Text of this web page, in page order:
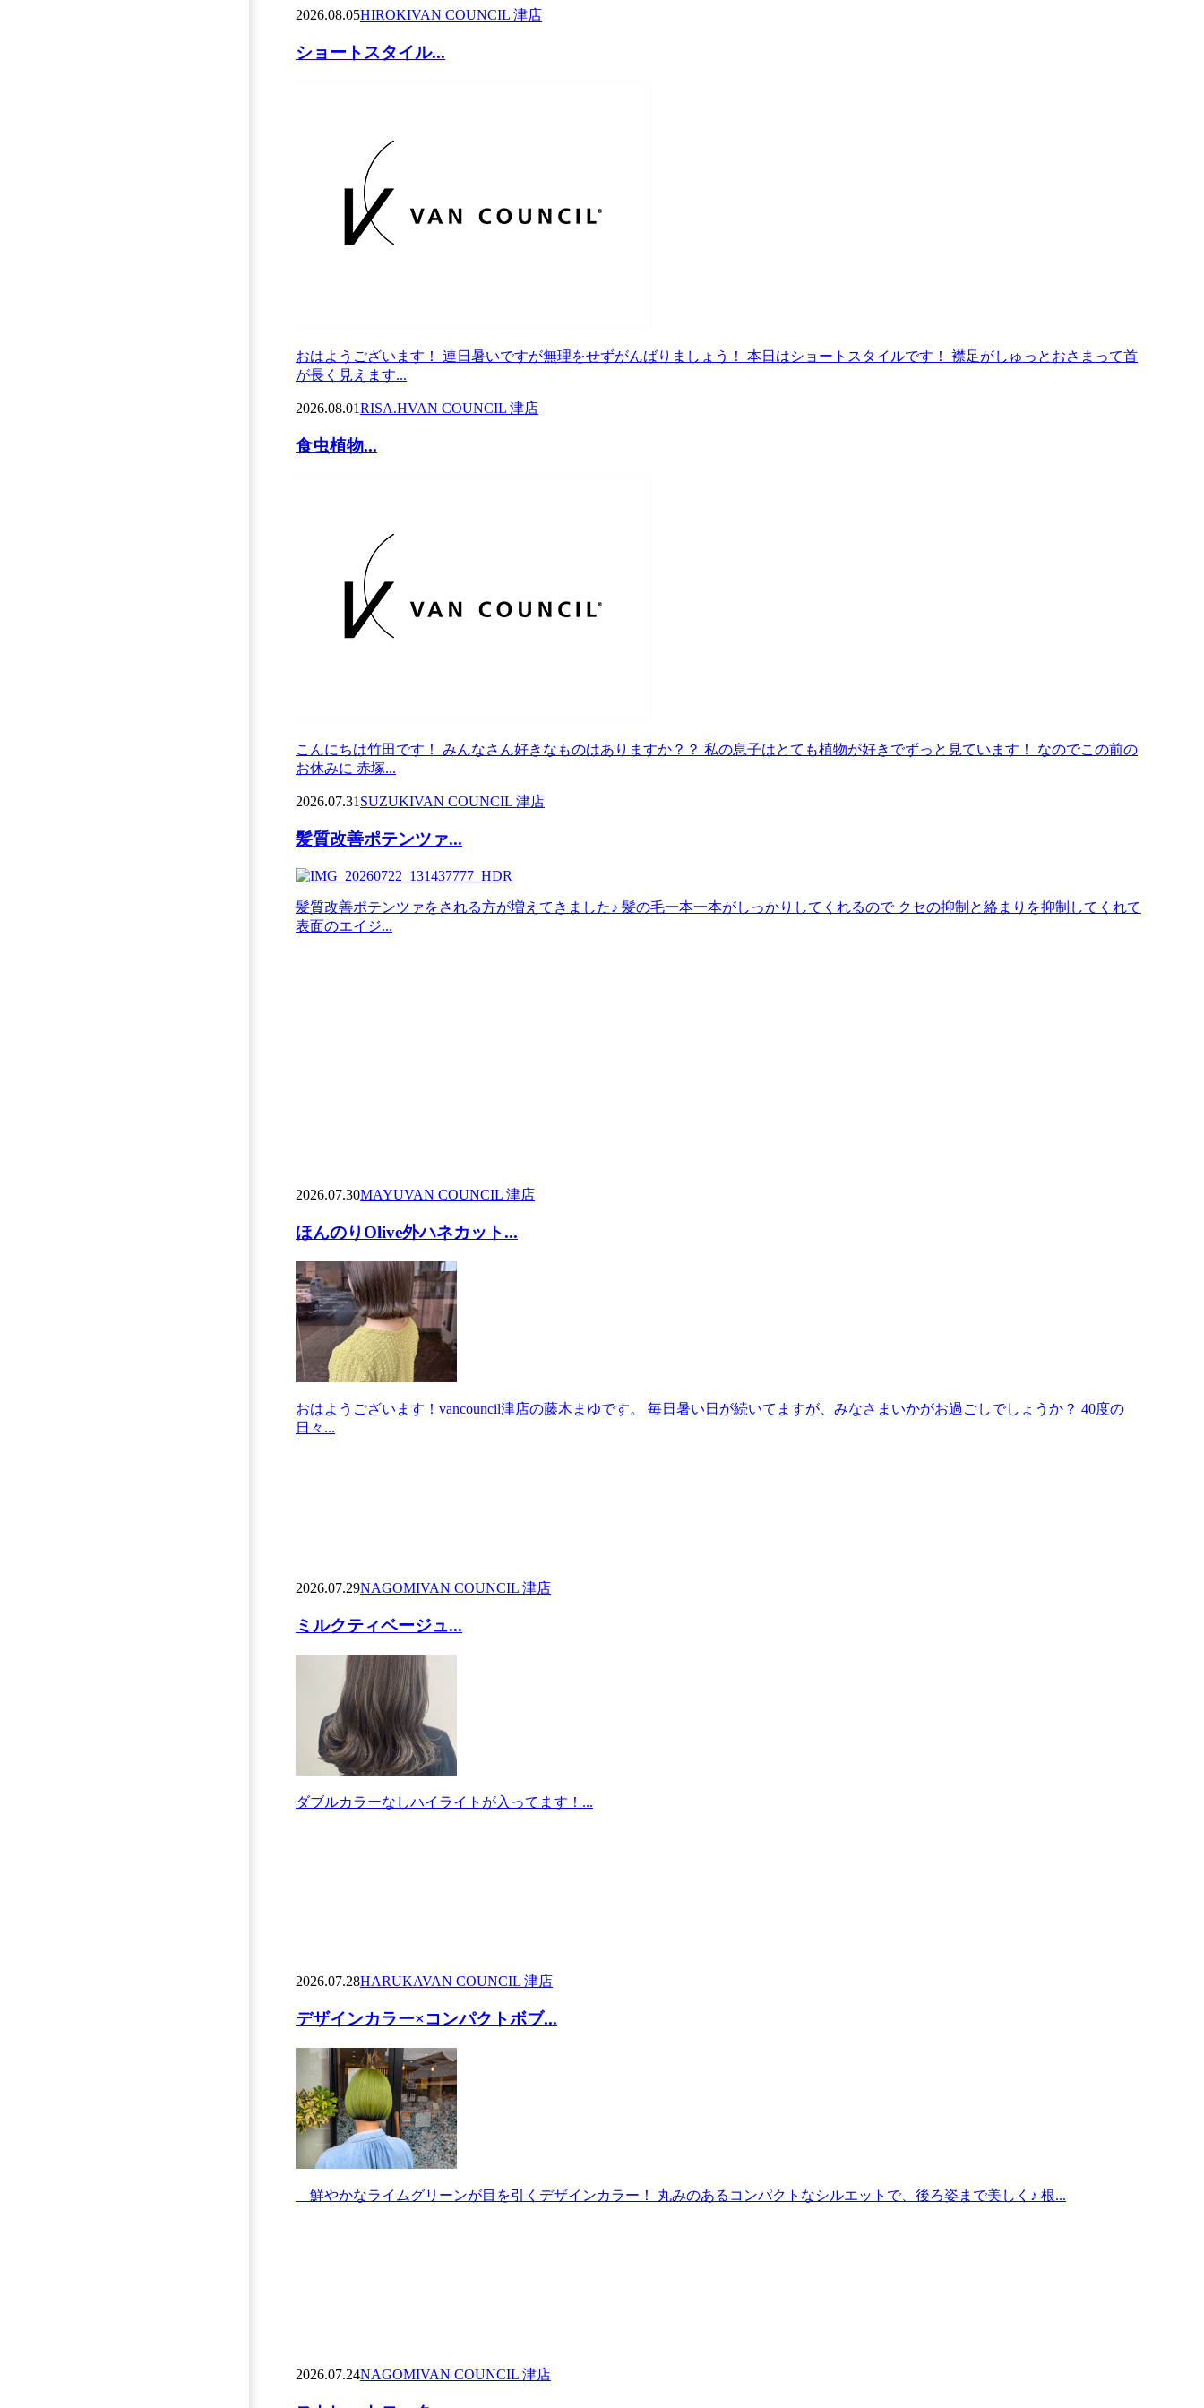
2026.08.05HIROKIVAN COUNCIL 津店
ショートスタイル...
おはようございます！ 連日暑いですが無理をせずがんばりましょう！ 本日はショートスタイルです！ 襟足がしゅっとおさまって首
が長く見えます...
2026.08.01RISA.HVAN COUNCIL 津店
食虫植物...
こんにちは竹田です！ みんなさん好きなものはありますか？？ 私の息子はとても植物が好きでずっと見ています！ なのでこの前の
お休みに 赤塚...
2026.07.31 SUZUKIVAN COUNCIL 津店
髪質改善ポテンツァ...
髪質改善ポテンツァをされる方が増えてきました♪ 髪の毛一本一本がしっかりしてくれるので クセの抑制と絡まりを抑制してくれて
表面のエイジ...
2026.07.30MAYUVAN COUNCIL 津店
ほんのりOlive外ハネカット...
おはようございます！vancouncil津店の藤木まゆです。 毎日暑い日が続いてますが、みなさまいかがお過ごしでしょうか？ 40度の
日々...
2026.07.29NAGOMIVAN COUNCIL 津店
ミルクティベージュ...
ダブルカラーなしハイライトが入ってます！...
2026.07.28HARUKAVAN COUNCIL 津店
デザインカラー×コンパクトボブ...
鮮やかなライムグリーンが目を引くデザインカラー！ 丸みのあるコンパクトなシルエットで、後ろ姿まで美しく♪ 根...
2026.07.24NAGOMIVAN COUNCIL 津店